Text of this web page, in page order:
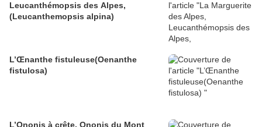
Leucanthémopsis des Alpes,
(Leucanthemopsis alpina)
L’Œnanthe fistuleuse(Oenanthe
fistulosa)
L’Ononis à crête, Ononis du Mont